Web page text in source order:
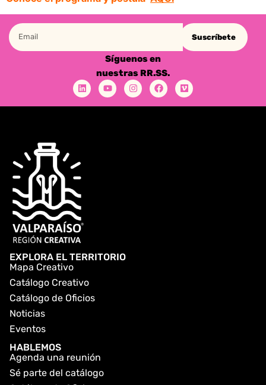
Suscríbete
Síguenos en
nuestras RR.SS.
EXPLORA EL TERRITORIO
Mapa Creativo
Catálogo Creativo
Catálogo de Oficios
Noticias
Eventos
HABLEMOS
Agenda una reunión
Sé parte del catálogo